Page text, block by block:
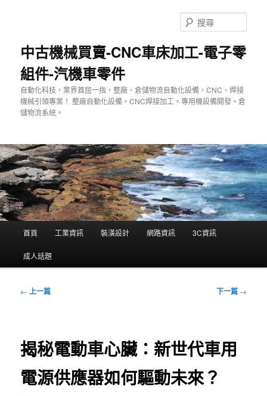
中古機械買賣-CNC車床加工-電子零
組件-汽機車零件
自動化科技，業界首屈一指，整廠、倉儲物流自動化設備，CNC、焊接
機械引領專業！ 整廠自動化設備。CNC焊接加工。專用機設備開發。倉
儲物流系統。
尋
單
首頁 工業資訊 裝潢設計 網路資訊 3C資訊
成人話題
文
← 上一篇 下一篇 →
揭秘電動車心臟：新世代車用
電源供應器如何驅動未來？